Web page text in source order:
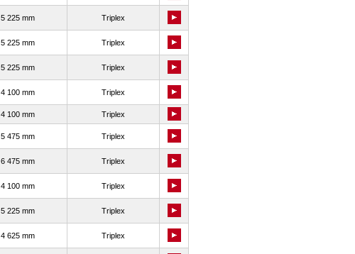
5 225 mm Triplex
5 225 mm Triplex
5 225 mm Triplex
4 100 mm Triplex
4 100 mm Triplex
5 475 mm Triplex
6 475 mm Triplex
4 100 mm Triplex
5 225 mm Triplex
4 625 mm Triplex